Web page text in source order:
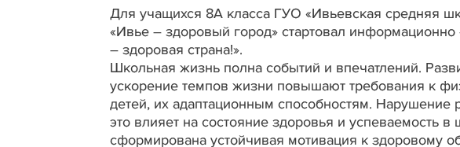
Для учащихся 8А класса ГУО «Ивьевская средняя
«Ивье – здоровый город» стартовал
– здоровая страна!».
Школьная жизнь полна событий и впечатлений.
ускорение темпов жизни повышают требования к
детей, их адаптационным способностям. Нарушение
это влияет на состояние здоровья и успеваемость
сформирована устойчивая мотивация к здоровому